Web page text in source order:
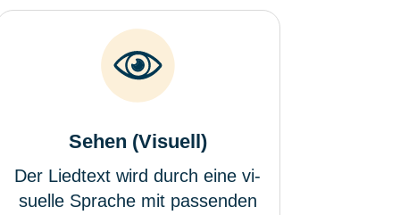
Sehen (Visuell)
Der Liedtext wird durch eine vi-
suelle Sprache mit passenden